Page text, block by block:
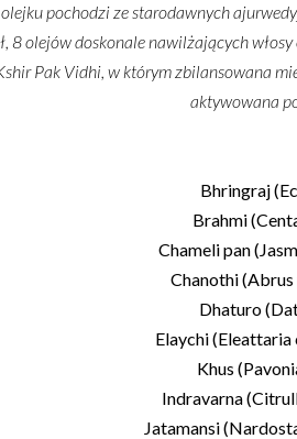
pochodzi ze starodawnych
8 olejów doskonale nawilżających
Pak Vidhi, w którym zbilansowana
aktywowana
Bhringraj
Brahmi
Chameli pan
Chanothi
Dhaturo
Elaychi (Eleattaria
Khus
Indravarna
Jatamansi